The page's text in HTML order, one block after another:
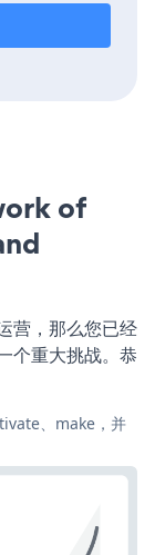
of
营，那么您已经
个重大挑战。恭
、make，并